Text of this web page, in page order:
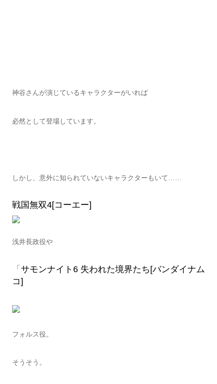
神谷さんが演じているキャラクターがいれば
必然として登場しています。
しかし、意外に知られていないキャラクターもいて……
戦国無双4[コーエー]
浅井長政役や
「 サモンナイト6 失われた境界たち[バンダイナム
コ]
フォルス役。
そうそう。